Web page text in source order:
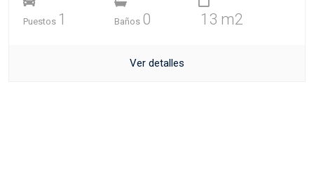
Puestos 1 Baños 0 13 m2
Ver detalles